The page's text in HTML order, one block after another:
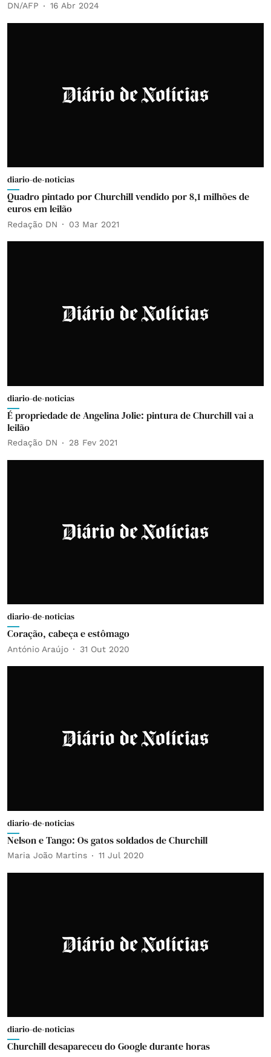
DN/AFP 16 Abr 2024
diario-de-noticias
Quadro pintado por Churchill vendido por 8,1 milhões de
euros em leilão
Redação DN 03 Mar 2021
diario-de-noticias
É propriedade de Angelina Jolie: pintura de Churchill vai a
leilão
Redação DN 28 Fev 2021
diario-de-noticias
Coração, cabeça e estômago
António Araújo 31 Out 2020
diario-de-noticias
Nelson e Tango: Os gatos soldados de Churchill
Maria João Martins 11 Jul 2020
diario-de-noticias
Churchill desapareceu do Google durante horas